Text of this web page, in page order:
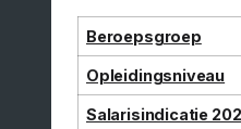
Beroepsgroep
Opleidingsniveau
Salarisindicatie